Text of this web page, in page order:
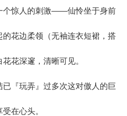
惊人的刺激——仙怜坐于身前
花边柔领（无袖连衣短裙，搭
花深邃，清晰可见。
『玩弄』过多次这对傲人的巨
在心头。